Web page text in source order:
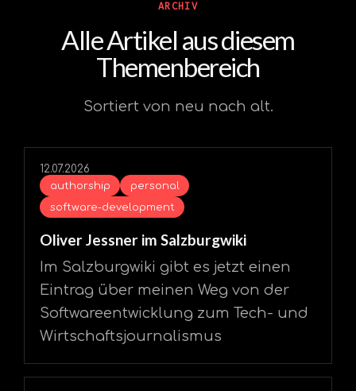
ARCHIV
Alle Artikel aus diesem
Themenbereich
Sortiert von neu nach alt.
12.07.2026
authorship
personal
software-development
Oliver Jessner im Salzburgwiki
Im Salzburgwiki gibt es jetzt einen
Eintrag über meinen Weg von der
Softwareentwicklung zum Tech- und
Wirtschaftsjournalismus